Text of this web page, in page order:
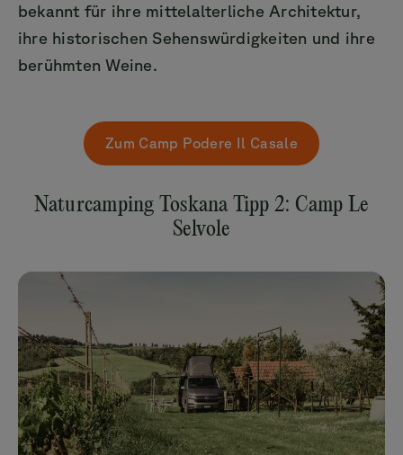
bekannt für ihre mittelalterliche Architektur,
ihre historischen Sehenswürdigkeiten und ihre
berühmten Weine.
Zum Camp Podere Il Casale
Naturcamping Toskana Tipp 2: Camp Le
Selvole